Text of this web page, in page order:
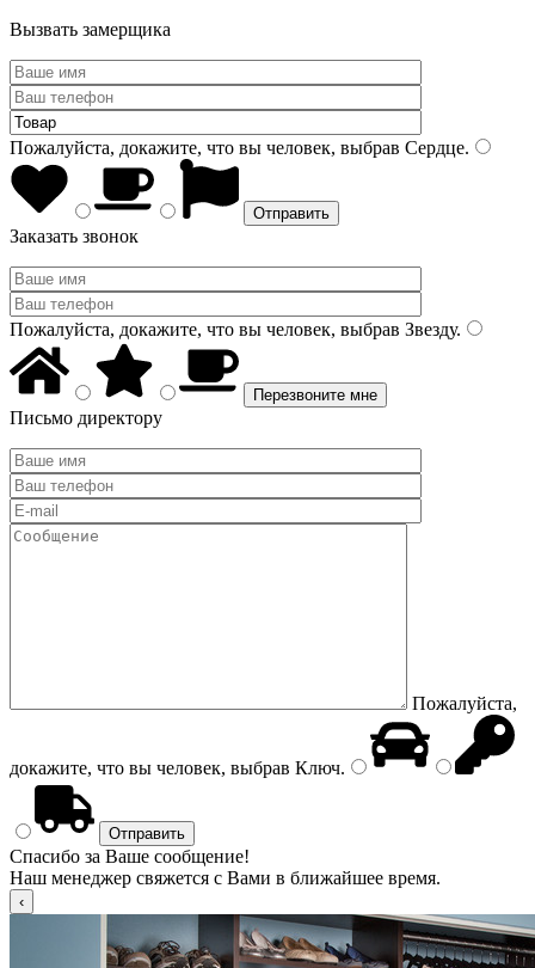
Вызвать замерщика
Пожалуйста, докажите, что вы человек, выбрав Сердце.
Заказать звонок
Пожалуйста, докажите, что вы человек, выбрав Звезду.
Письмо директору
Пожалуйста,
докажите, что вы человек, выбрав Ключ.
Спасибо за Ваше сообщение!
Наш менеджер свяжется с Вами в ближайшее время.